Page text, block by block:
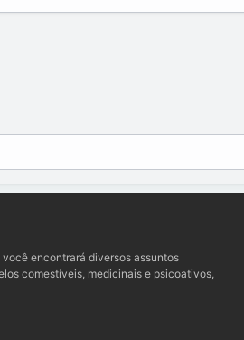
encontrará diversos assuntos
comestíveis, medicinais e psicoativos,